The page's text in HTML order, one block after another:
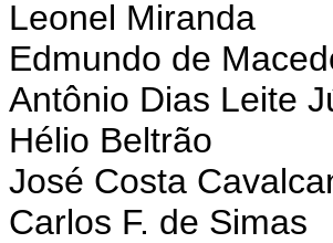
Leonel Miranda
Edmundo de
Antônio Dias Leite
Hélio Beltrão
José Costa
Carlos F. de Simas